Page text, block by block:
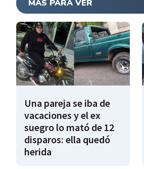
MÁS PARA VER
Una pareja se iba de
vacaciones y el ex
suegro lo mató de 12
disparos: ella quedó
herida